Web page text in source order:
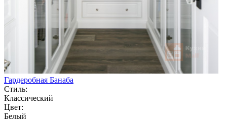
Гардеробная Банаба
Стиль:
Классический
Цвет:
Белый